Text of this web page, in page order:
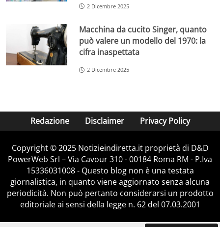
2 Dicembre 2025
Macchina da cucito Singer, quanto
può valere un modello del 1970: la
cifra inaspettata
2 Dicembre 2025
Redazione Disclaimer Privacy Policy
Copyright © 2025 Notizieindiretta.it proprietà di D&D
PowerWeb Srl – Via Cavour 310 - 00184 Roma RM - P.Iva
15336031008 - Questo blog non è una testata
giornalistica, in quanto viene aggiornato senza alcuna
periodicità. Non può pertanto considerarsi un prodotto
editoriale ai sensi della legge n. 62 del 07.03.2001